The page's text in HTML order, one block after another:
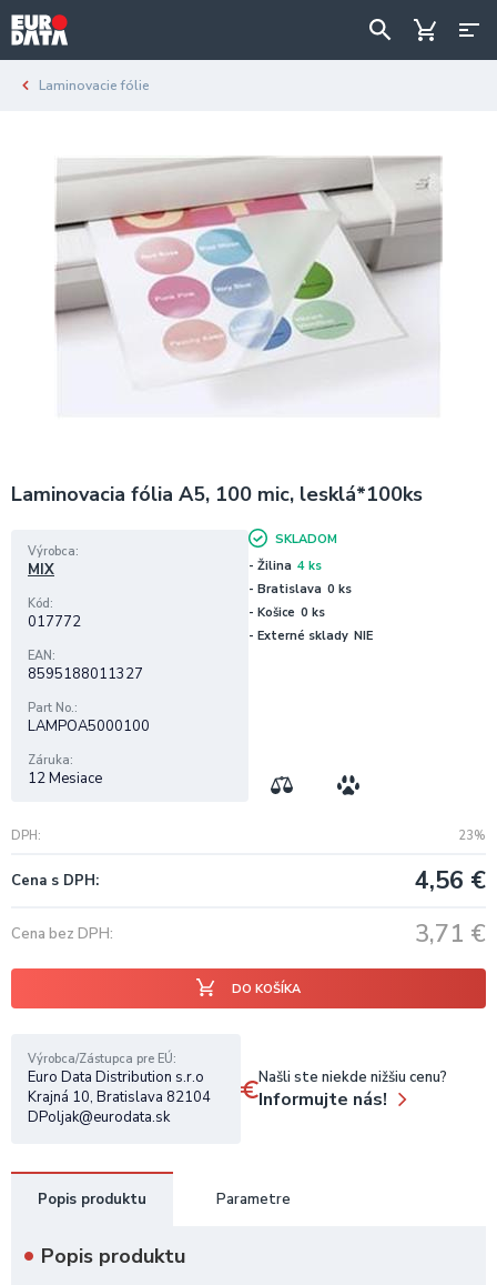
Laminovacie fólie
Laminovacia fólia A5, 100 mic, lesklá*100ks
DPH 23%
Cena s DPH 4,56 €
Cena bez DPH 3,71 €
DO KOŠÍKA
Výrobca
MIX
Kód
017772
EAN
8595188011327
Part No.
LAMPOA5000100
Záruka
12 Mesiace
SKLADOM
- Žilina 4 ks
- Bratislava 0 ks
- Košice 0 ks
- Externé sklady NIE
Výrobca/Zástupca pre EÚ
Euro Data Distribution s.r.o
Krajná 10, Bratislava 82104
DPoljak@eurodata.sk
Našli ste niekde nižšiu cenu?
Informujte nás!
Popis produktu Parametre
Popis produktu